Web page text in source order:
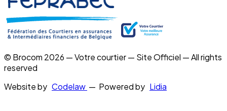
© Brocom 2026 — Votre courtier — Site Officiel — All rights
reserved
Website by Codelaw — Powered by Lidia